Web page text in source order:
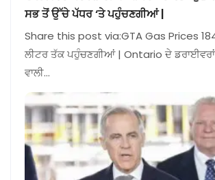
ਸਭ ਤੋਂ ਉੱਚੇ ਪੱਧਰ ‘ਤੇ ਪਹੁੰਚਣਗੀਆਂ |
Share this post via:GTA Gas Prices
ਲੀਟਰ ਤੱਕ ਪਹੁੰਚਣਗੀਆਂ | Ontario ਦੇ
ਵਾਲੀ…